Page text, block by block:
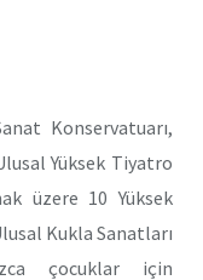
Konservatuarı,
Yüksek Tiyatro
üzere 10 Yüksek
Kukla Sanatları
çocuklar için